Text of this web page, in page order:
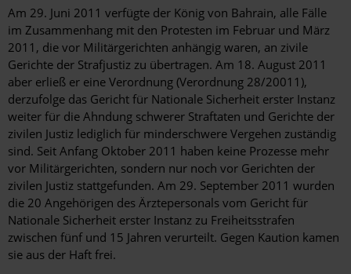
Am 29. Juni 2011 verfügte der König von Bahrain, alle Fälle
im Zusammenhang mit den Protesten im Februar und März
2011, die vor Militärgerichten anhängig waren, an zivile
Gerichte der Strafjustiz zu übertragen. Am 18. August 2011
aber erließ er eine Verordnung (Verordnung 28/20011),
derzufolge das Gericht für Nationale Sicherheit erster Instanz
weiter für die Ahndung schwerer Straftaten und Gerichte der
zivilen Justiz lediglich für minderschwere Vergehen zuständig
sind. Seit Anfang Oktober 2011 haben keine Prozesse mehr
vor Militärgerichten, sondern nur noch vor Gerichten der
zivilen Justiz stattgefunden. Am 29. September 2011 wurden
die 20 Angehörigen des Ärztepersonals vom Gericht für
Nationale Sicherheit erster Instanz zu Freiheitsstrafen
zwischen fünf und 15 Jahren verurteilt. Gegen Kaution kamen
sie aus der Haft frei.